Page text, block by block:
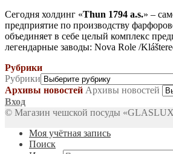
Сегодня холдинг «Thun 1794 a.s.» –
предприятие по производству
объединяет в себе целый комплекс
легендарные заводы: Nova Role /
Рубрики
Рубрики
Архивы новостей Архивы новостей
Вход
© Магазин чешской посуды
Моя учётная запись
Поиск